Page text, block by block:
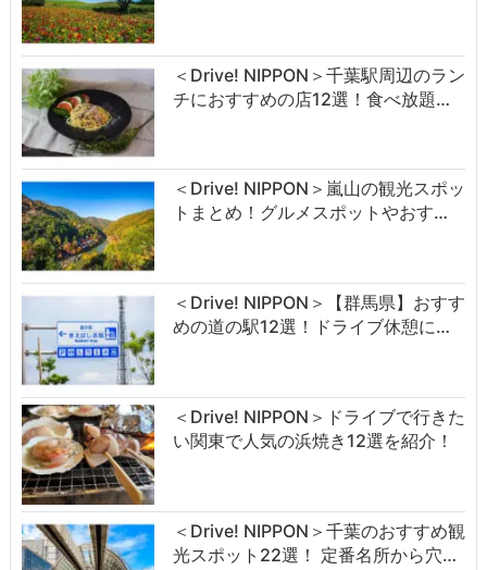
＜Drive! NIPPON＞千葉駅周辺のラン
チにおすすめの店12選！食べ放題…
＜Drive! NIPPON＞嵐山の観光スポッ
トまとめ！グルメスポットやおす…
＜Drive! NIPPON＞【群馬県】おすす
めの道の駅12選！ドライブ休憩に…
＜Drive! NIPPON＞ドライブで行きた
い関東で人気の浜焼き12選を紹介！
＜Drive! NIPPON＞千葉のおすすめ観
光スポット22選！ 定番名所から穴…